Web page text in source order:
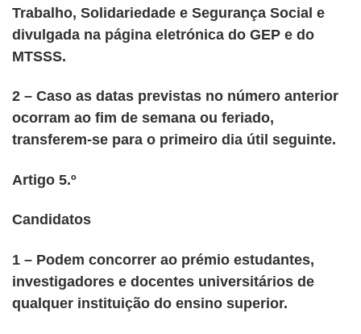
Trabalho, Solidariedade e Segurança Social e
divulgada na página eletrónica do GEP e do
MTSSS.
2 – Caso as datas previstas no número anterior
ocorram ao fim de semana ou feriado,
transferem-se para o primeiro dia útil seguinte.
Artigo 5.º
Candidatos
1 – Podem concorrer ao prémio estudantes,
investigadores e docentes universitários de
qualquer instituição do ensino superior.